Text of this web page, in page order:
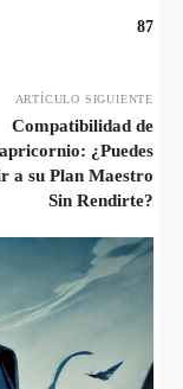
87
ARTÍCULO SIGUIENTE
Compatibilidad de
¿Puedes
a su Plan Maestro
Sin Rendirte?